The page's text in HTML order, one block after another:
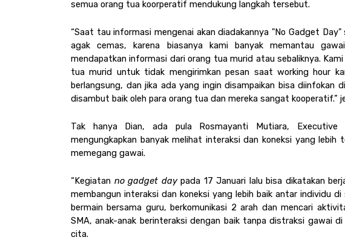
semua orang tua koorperatif mendukung langkah tersebut.
“Saat tau informasi mengenai akan diadakannya "No Gadget
agak cemas, karena biasanya kami banyak memantau
mendapatkan informasi dari orang tua murid atau sebaliknya.
tua murid untuk tidak mengirimkan pesan saat working hour
berlangsung, dan jika ada yang ingin disampaikan bisa diinfokan
disambut baik oleh para orang tua dan mereka sangat kooperatif.”
Tak hanya Dian, ada pula Rosmayanti Mutiara, Executive
mengungkapkan banyak melihat interaksi dan koneksi yang lebih
memegang gawai.
“Kegiatan no gadget day pada 17 Januari lalu bisa dikatakan
membangun interaksi dan koneksi yang lebih baik antar individu
bermain bersama guru, berkomunikasi 2 arah dan mencari
SMA, anak-anak berinteraksi dengan baik tanpa distraksi gawai
cita.